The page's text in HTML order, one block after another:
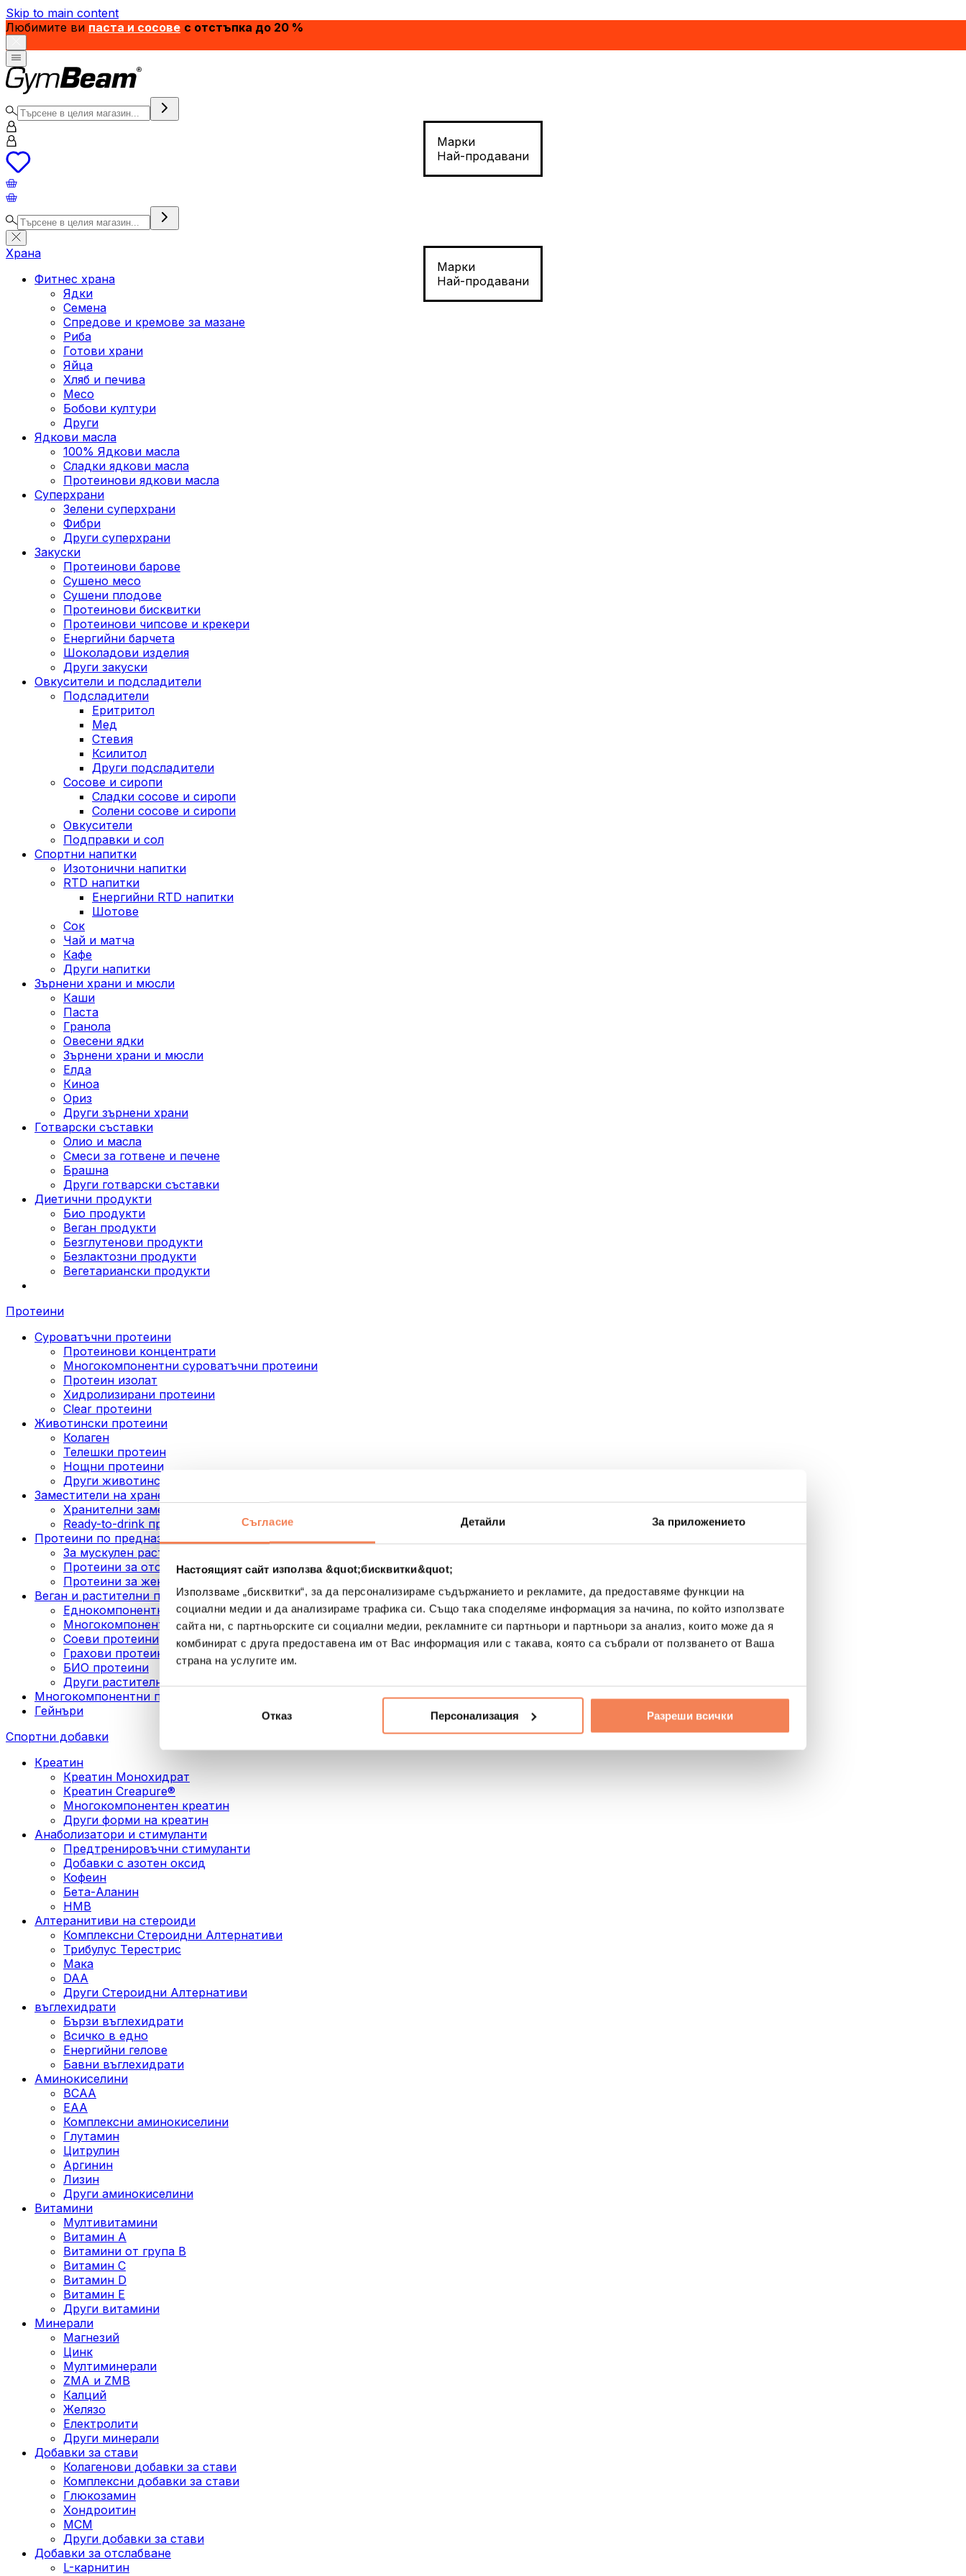
Съгласие Детайли За приложението
Настоящият сайт използва &quot;бисквитки&quot;
Използваме „бисквитки“, за да персонализираме съдържанието и рекламите, да предоставяме функции на
социални медии и да анализираме трафика си. Също така споделяме информация за начина, по който използвате
сайта ни, с партньорските си социални медии, рекламните си партньори и партньори за анализ, които може да я
комбинират с друга предоставена им от Вас информация или с такава, която са събрали от ползването от Ваша
страна на услугите им.
Отказ Персонализация Разреши всички
Skip to main content
Любимите ви паста и сосове с отстъпка до 20 %
Марки
Най-продавани
Марки
Най-продавани
Храна
Фитнес храна
Ядки
Семена
Спредове и кремове за мазане
Риба
Готови храни
Яйца
Хляб и печива
Месо
Бобови култури
Други
Ядкови масла
100% Ядкови масла
Сладки ядкови масла
Протеинови ядкови масла
Суперхрани
Зелени суперхрани
Фибри
Други суперхрани
3акуски
Протеинови бaрове
Сушено месо
Сушени плодове
Протеинови бисквитки
Протеинови чипсове и крекери
Енергийни барчета
Шоколадови изделия
Други закуски
Овкусители и подсладители
Подсладители
Еритритол
Мед
Стевия
Ксилитол
Други подсладители
Сосове и сиропи
Сладки сосове и сиропи
Солени сосове и сиропи
Овкусители
Подправки и сол
Спортни напитки
Изотонични напитки
RTD напитки
Енергийни RTD напитки
Шотове
Сок
Чай и матча
Кафе
Други напитки
Зърнени храни и мюсли
Каши
Паста
Гранола
Овесени ядки
Зърнени храни и мюсли
Елда
Киноа
Ориз
Други зърнени храни
Готварски съставки
Олио и масла
Смеси за готвене и печене
Брашна
Други готварски съставки
Диетични продукти
Био продукти
Веган продукти
Безглутенови продукти
Безлактозни продукти
Вегетариански продукти
Протеини
Суроватъчни протеини
Протеинови концентрати
Многокомпонентни суроватъчни протеини
Протеин изолат
Хидролизирани протеини
Clear протеини
Животински протеини
Колаген
Телешки протеин
Нощни протеини
Други животински протеини
Заместители на хранене
Хранителни заместители под формата на прах
Ready-to-drink протеинови напитки
Протеини по предназначение
За мускулен растеж
Протеини за отслабване
Протеини за жени
Веган и растителни протеини
Еднокомпонентни веган протеини
Многокомпонентни веган протеини
Соеви протеини
Грахови протеини
БИО протеини
Други растителни протеини
Многокомпонентни протеини
Гейнъри
Спортни добавки
Креатин
Креатин Монохидрат
Креатин Creapure®
Многокомпонентен креатин
Други форми на креатин
Анаболизатори и стимуланти
Предтренировъчни стимуланти
Добавки с азотен оксид
Кофеин
Бета-Аланин
HMB
Алтеранитиви на стероиди
Комплексни Стероидни Алтернативи
Трибулус Терестрис
Maка
DAA
Други Стероидни Алтернативи
въглехидрати
Бързи въглехидрати
Всичко в едно
Енергийни гелове
Бавни въглехидрати
Аминокиселини
BCAA
EAA
Комплексни аминокиселини
Глутамин
Цитрулин
Аргинин
Лизин
Други аминокиселини
Витамини
Мултивитамини
Витамин А
Витамини от група B
Витамин C
Витамин D
Витамин E
Други витамини
Минерали
Магнезий
Цинк
Мултиминерали
ZMA и ZMB
Калций
Желязо
Електролити
Други минерали
Добавки за стави
Колагенови добавки за стави
Комплексни добавки за стави
Глюкозамин
Хондроитин
МСМ
Други добавки за стави
Добавки за отслабване
L-карнитин